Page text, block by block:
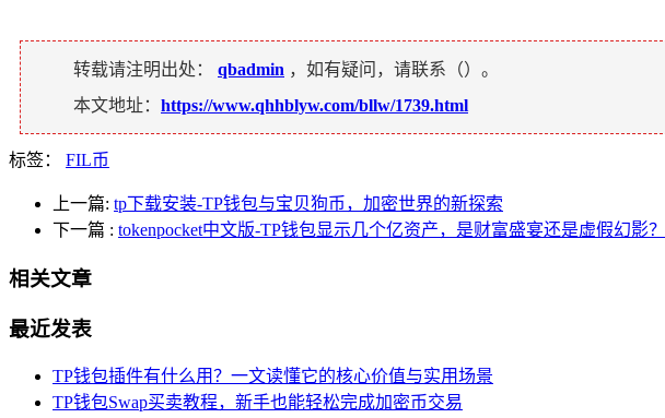
转载请注明出处： qbadmin ，如有疑问，请联系（）。
本文地址： https://www.qhhblyw.com/bllw/1739.html
标签： FIL币
上一篇: tp下载安装-TP钱包与宝贝狗币，加密世界的新探索
下一篇 : tokenpocket中文版-TP钱包显示几个亿资产，是财富盛宴还是虚假幻影？
相关文章
最近发表
TP钱包插件有什么用？一文读懂它的核心价值与实用场景
TP钱包Swap买卖教程，新手也能轻松完成加密币交易